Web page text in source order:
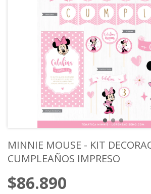
MINNIE MOUSE - KIT
CUMPLEAÑOS IMPRESO
$86.890